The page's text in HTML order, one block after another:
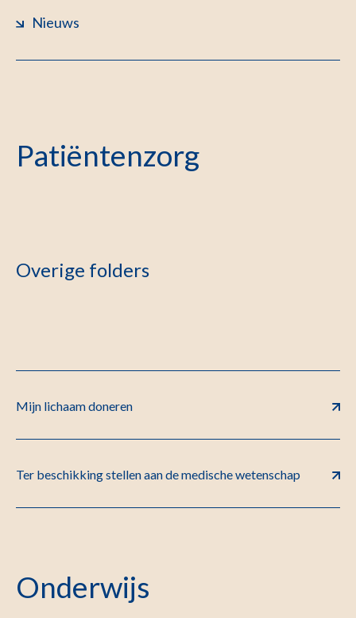
Nieuws
Patiëntenzorg
Overige folders
Mijn lichaam doneren
Ter beschikking stellen aan de medische wetenschap
Onderwijs